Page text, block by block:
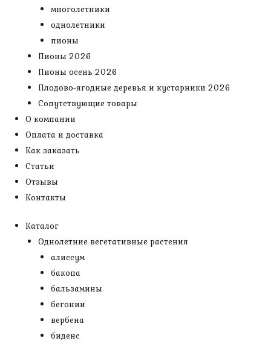
многолетники
однолетники
пионы
Пионы 2026
Пионы осень 2026
Плодово-ягодные деревья и кустарники 2026
Сопутствующие товары
О компании
Оплата и доставка
Как заказать
Статьи
Отзывы
Контакты
Каталог
Однолетние вегетативные растения
алиссум
бакопа
бальзамины
бегонии
вербена
биденс